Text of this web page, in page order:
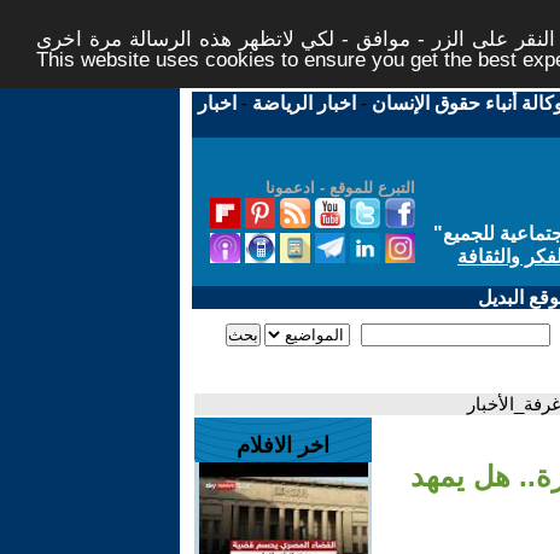
على الزر - موافق - لكي لاتظهر هذه الرسالة مرة اخرى -
This website uses cookies to ensure you get the best
أنباء حقوق الإنسان - اخبار الرياضة - اخبار
التبرع للموقع - ادعمونا
للجميع"
والثقافة
البديل
هل يمهد
اخر الافلام